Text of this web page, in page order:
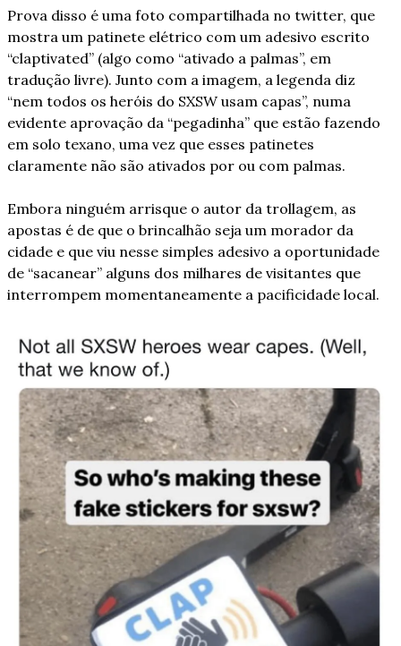
Prova disso é uma foto compartilhada no twitter, que
mostra um patinete elétrico com um adesivo escrito
“claptivated” (algo como “ativado a palmas”, em
tradução livre). Junto com a imagem, a legenda diz
“nem todos os heróis do SXSW usam capas”, numa
evidente aprovação da “pegadinha” que estão fazendo
em solo texano, uma vez que esses patinetes
claramente não são ativados por ou com palmas.
Embora ninguém arrisque o autor da trollagem, as
apostas é de que o brincalhão seja um morador da
cidade e que viu nesse simples adesivo a oportunidade
de “sacanear” alguns dos milhares de visitantes que
interrompem momentaneamente a pacificidade local.